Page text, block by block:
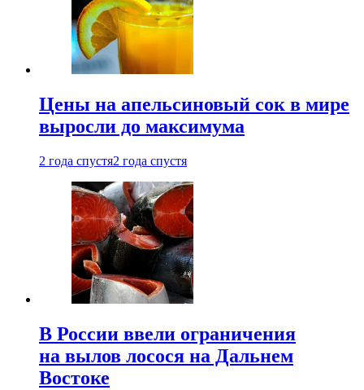
Цены на апельсиновый сок в мире
выросли до максимума
2 года спустя2 года спустя
В России ввели ограничения
на вылов лосося на Дальнем
Востоке